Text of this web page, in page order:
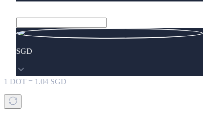
SGD
1 DOT = 1.04 SGD